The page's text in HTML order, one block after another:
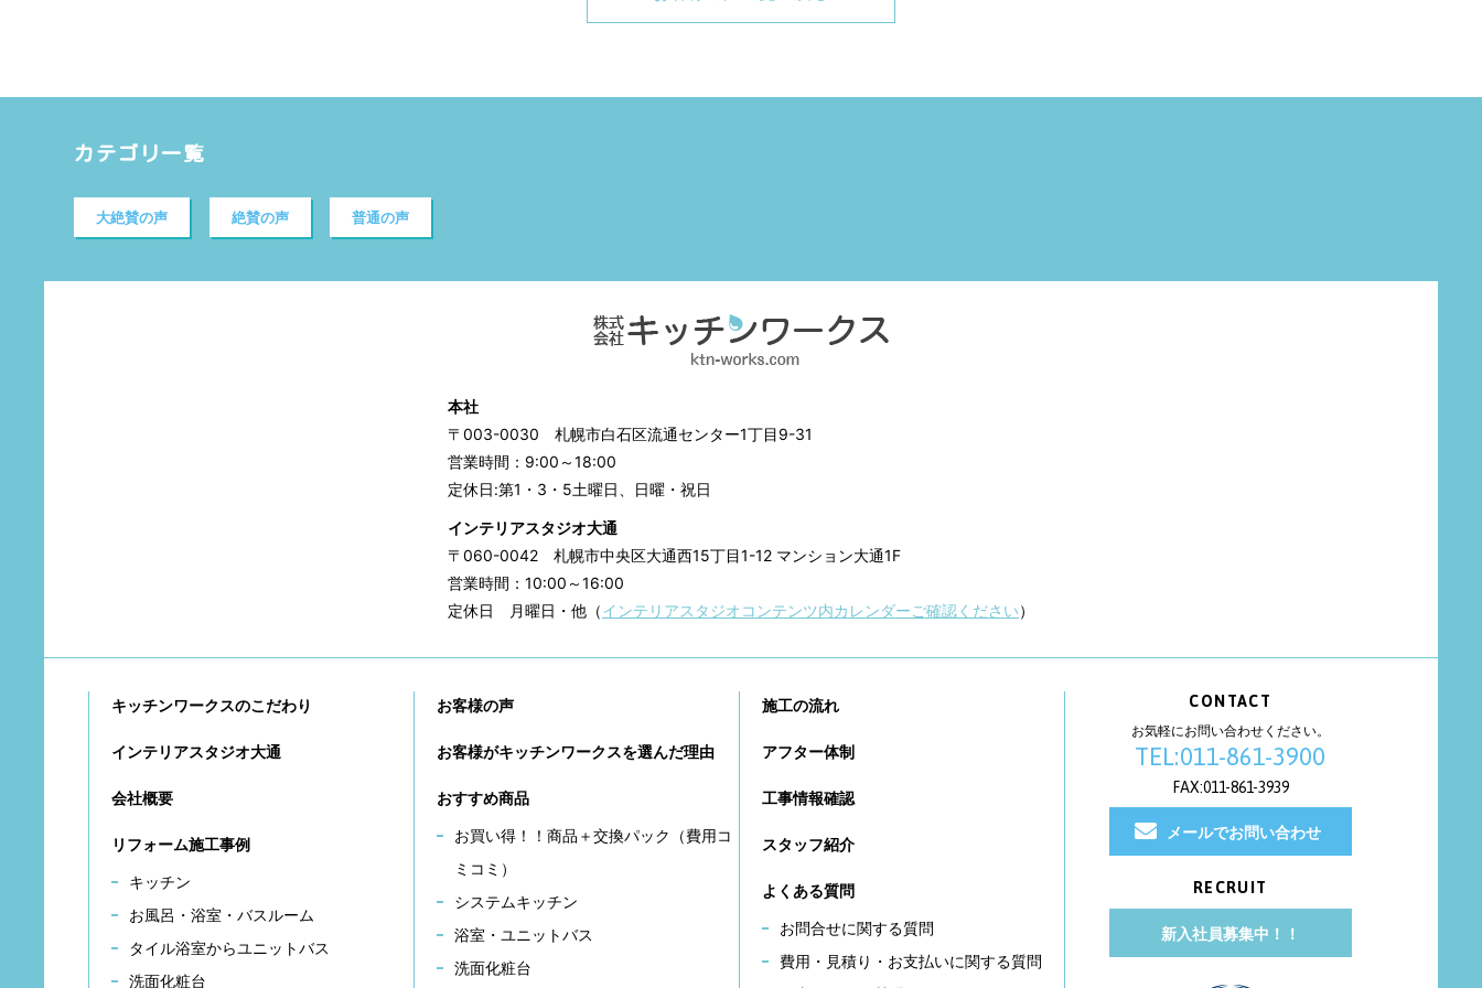
カテゴリ一覧
大絶賛の声 絶賛の声 普通の声
本社
〒003-0030 札幌市白石区流通センター1丁目9-31
営業時間：9:00～18:00
定休日:第1・3・5土曜日、日曜・祝日
インテリアスタジオ大通
〒060-0042 札幌市中央区大通西15丁目1-12 マンション大通1F
営業時間：10:00～16:00
定休日 月曜日・他（インテリアスタジオコンテンツ内カレンダーご確認ください）
キッチンワークスのこだわり
インテリアスタジオ大通
会社概要
リフォーム施工事例
キッチン
お風呂・浴室・バスルーム
タイル浴室からユニットバス
洗面化粧台
お客様の声
お客様がキッチンワークスを選んだ理由
おすすめ商品
お買い得！！商品＋交換パック（費用コ
ミコミ）
システムキッチン
浴室・ユニットバス
洗面化粧台
施工の流れ
アフター体制
工事情報確認
スタッフ紹介
よくある質問
お問合せに関する質問
費用・見積り・お支払いに関する質問
CONTACT
お気軽にお問い合わせください。
TEL:011-861-3900
FAX:011-861-3939
メールでお問い合わせ
RECRUIT
新入社員募集中！！